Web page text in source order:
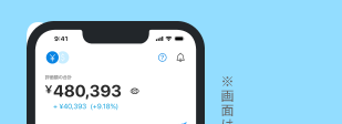
01